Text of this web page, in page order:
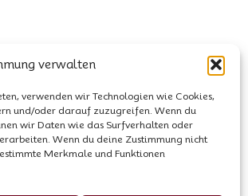
verwalten
verwenden wir Technologien wie Cookies,
und/oder darauf zuzugreifen. Wenn du
wir Daten wie das Surfverhalten oder
Wenn du deine Zustimmung nicht
Merkmale und Funktionen